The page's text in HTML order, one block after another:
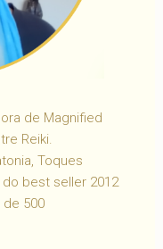
de Magnified
Reiki.
Toques
best seller 2012
de 500